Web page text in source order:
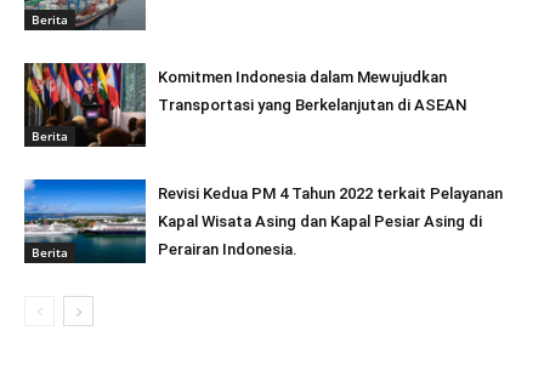
Berita
Berita
Komitmen Indonesia dalam Mewujudkan
Transportasi yang Berkelanjutan di ASEAN
Berita
Revisi Kedua PM 4 Tahun 2022 terkait Pelayanan
Kapal Wisata Asing dan Kapal Pesiar Asing di
Perairan Indonesia.